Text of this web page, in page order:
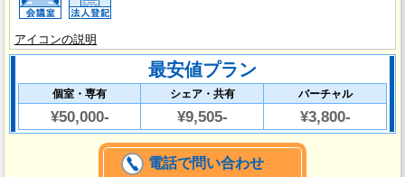
アイコンの説明
最安値プラン
個室・専有 シェア・共有 バーチャル
¥50,000- ¥9,505- ¥3,800-
電話で問い合わせ